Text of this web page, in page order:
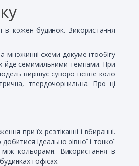
в кожен будинок. Використання
множинні схеми документообігу
йде семимильними темпами. При
вирішує суворо певне коло
твердочорнильна. Про ці
при їх розтіканні і вбиранні.
ідеально рівної і тонкої
кольорами. Використання в
і офісах.